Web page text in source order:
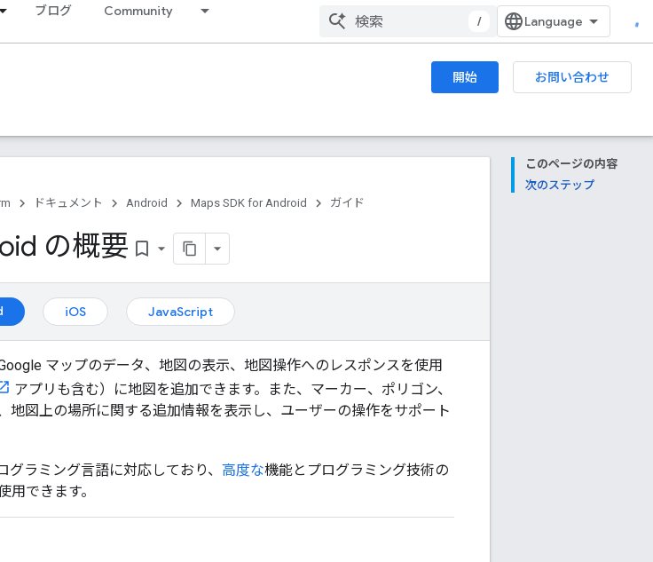
ブログ Community
/
開始
お問い合わせ
このページの内容
次のステップ
ドキュメント Android Maps SDK for Android ガイド
の概要 bookmark_border
iOS JavaScript
マップのデータ、地図の表示、地図操作へのレスポンスを使用
アプリも含む）に地図を追加できます。また、マーカー、ポリゴン、
地図上の場所に関する追加情報を表示し、ユーザーの操作をサポート
グラミング言語に対応しており、 高度な機能とプログラミング技術の
できます。